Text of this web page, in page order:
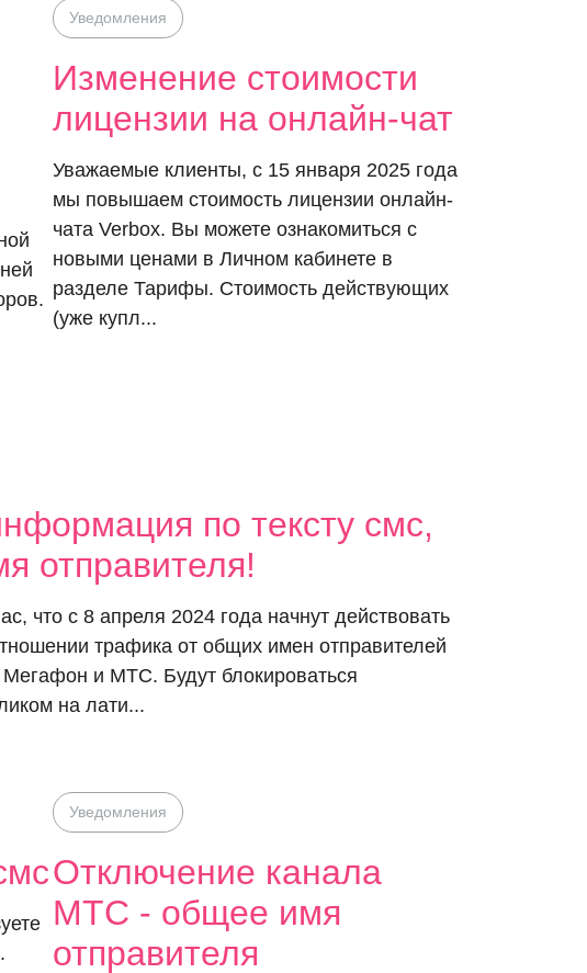
Уведомления
Изменение стоимости
лицензии на онлайн-чат
Уважаемые клиенты, c 15 января 2025 года
мы повышаем стоимость лицензии онлайн-
чата Verbox. Вы можете ознакомиться с
новыми ценами в Личном кабинете в
разделе Тарифы. Стоимость действующих
(уже купл...
по тексту смс,
отправителя!
что с 8 апреля 2024 года начнут действовать
трафика от общих имен отправителей
и МТС. Будут блокироваться
на лати...
Уведомления
Отключение канала
МТС - общее имя
отправителя